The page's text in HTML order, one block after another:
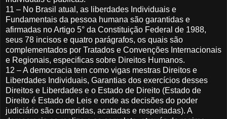
11 – No Brasil atual, as liberdades Individuais e
Fundamentais da pessoa humana são garantidas e
afirmadas no Artigo 5° da Constituição Federal de 1988,
seus 78 incisos e quatro parágrafos, os quais são
complementados por Tratados e Convenções Internacionais
e Regionais, especificas sobre Direitos Humanos.
12 – A democracia tem como vigas mestras Direitos e
Liberdades Individuais, Garantias dos exercícios desses
Direitos e Liberdades e o Estado de Direito (Estado de
Direito é Estado de Leis e onde as decisões do poder
judiciário são cumpridas, acatadas e respeitadas). A